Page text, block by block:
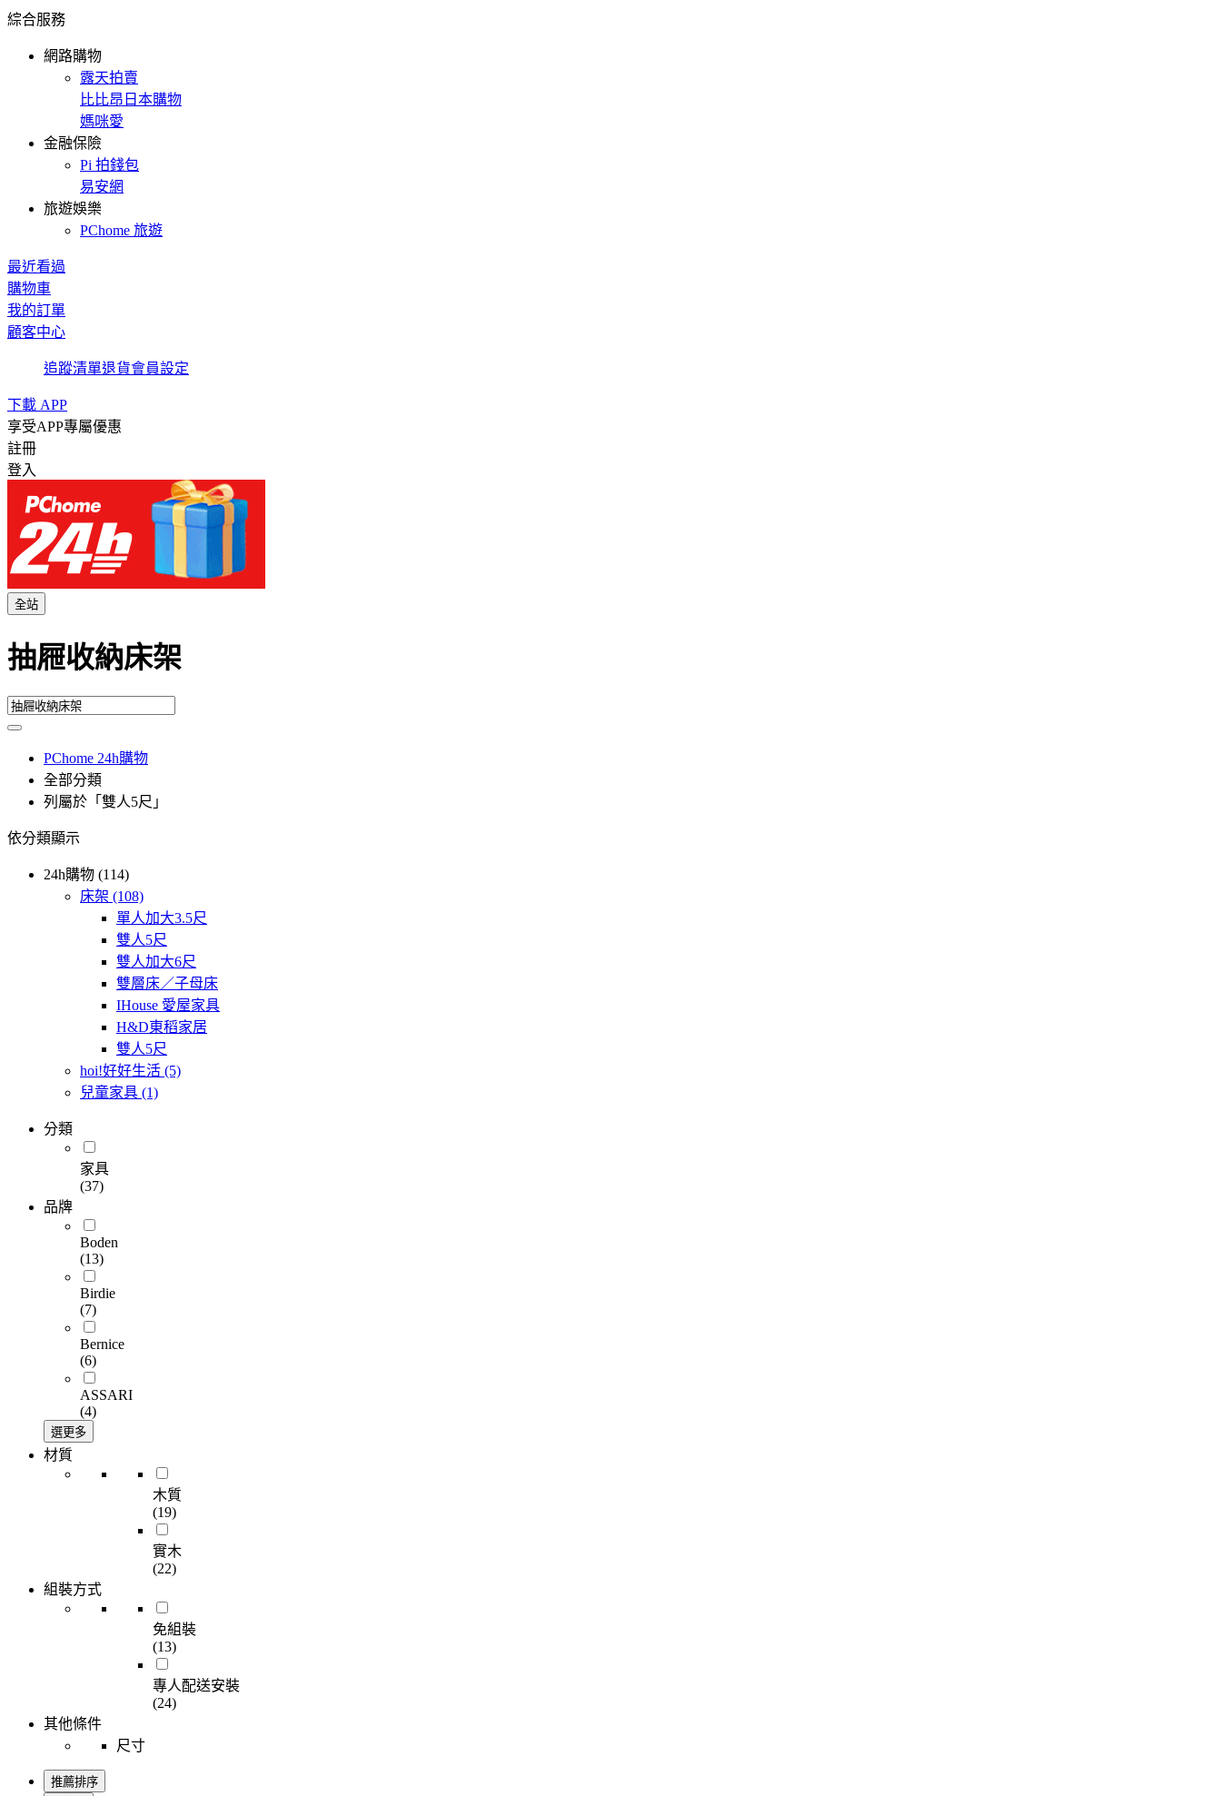
綜合服務
網路購物
露天拍賣
比比昂日本購物
媽咪愛
金融保險
Pi 拍錢包
易安網
旅遊娛樂
PChome 旅遊
最近看過
購物車
我的訂單
顧客中心
追蹤清單退貨會員設定
下載 APP
享受APP專屬優惠
註冊
登入
全站
抽屜收納床架
PChome 24h購物
全部分類
列屬於「雙人5尺」
依分類顯示
24h購物 (114)
床架 (108)
單人加大3.5尺
雙人5尺
雙人加大6尺
雙層床／子母床
IHouse 愛屋家具
H&D東稻家居
雙人5尺
hoi!好好生活 (5)
兒童家具 (1)
分類
家具
(37)
品牌
Boden
(13)
Birdie
(7)
Bernice
(6)
ASSARI
(4)
選更多
材質
木質
(19)
實木
(22)
組裝方式
免組裝
(13)
專人配送安裝
(24)
其他條件
尺寸
推薦排序